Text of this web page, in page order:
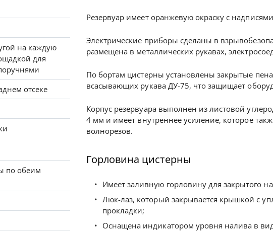
на каждую
для
отсеке
по обеим
Резервуар имеет оранжевую окраску с
Электрические приборы сделаны в
размещена в металлических рукавах,
По бортам цистерны установлены закрытые
всасывающих рукава ДУ-75, что защищает
Корпус резервуара выполнен из листовой
4 мм и имеет внутреннее усиление, которое
волнорезов.
Горловина цистерны
Имеет заливную горловину для закрытого
Люк-лаз, который закрывается крышкой с
прокладки;
Оснащена индикатором уровня налива в